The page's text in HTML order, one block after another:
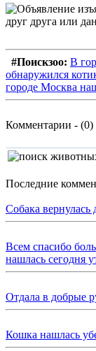
#Поискзоо: В
обнаружился
городе Москва
Комментарии - (0)
Последние
Собака вернулась
Всем спасибо
нашлась сегодня
Отдала в добрые
Кошка нашлась